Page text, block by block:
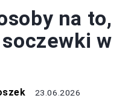
na to,
w
23.06.2026